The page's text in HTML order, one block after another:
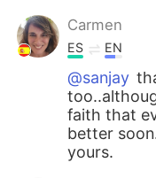
Carmen
ES EN
@sanjay
faith that
better
yours.